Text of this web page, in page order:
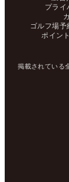
プライ
ゴルフ場予
ポイン
掲載されている